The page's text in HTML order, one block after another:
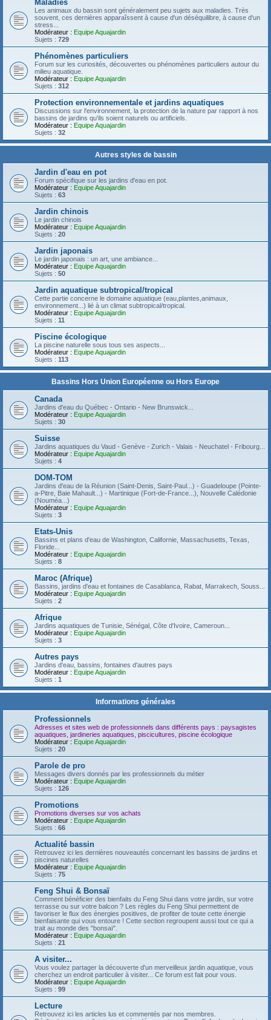
Maladies
Les animaux du bassin sont généralement peu sujets aux maladies. Très
souvent, ces dernières apparaîssent à cause d'un déséquilibre, à cause d'un
stress...
Modérateur : Equipe Aquajardin
Sujets : 729
Phénomènes particuliers
Forum sur les curiosités, découvertes ou phénomènes particuliers autour du
milieu aquatique.
Modérateur : Equipe Aquajardin
Sujets : 312
Protection environnementale et jardins aquatiques
Discussions sur l'environnement, la protection de la nature par rapport à nos
bassins de jardins qu'ils soient naturels ou artificiels.
Modérateur : Equipe Aquajardin
Sujets : 32
Autres styles de bassin
Jardin d'eau en pot
Forum spécifique sur les jardins d'eau en pot.
Modérateur : Equipe Aquajardin
Sujets : 63
Jardin chinois
Le jardin chinois
Modérateur : Equipe Aquajardin
Sujets : 20
Jardin japonais
Le jardin japonais : un art, une ambiance...
Modérateur : Equipe Aquajardin
Sujets : 50
Jardin aquatique subtropical/tropical
Cette partie concerne le domaine aquatique (eau,plantes,animaux,
environnement...) lié à un climat subtropical/tropical.
Modérateur : Equipe Aquajardin
Sujets : 11
Piscine écologique
La piscine naturelle sous tous ses aspects...
Modérateur : Equipe Aquajardin
Sujets : 113
Bassins Hors Union Européenne ou Hors Europe
Canada
Jardins d'eau du Québec - Ontario - New Brunswick...
Modérateur : Equipe Aquajardin
Sujets : 30
Suisse
Jardins aquatiques du Vaud - Genève - Zurich - Valais - Neuchatel - Fribourg...
Modérateur : Equipe Aquajardin
Sujets : 4
DOM-TOM
Jardins d'eau de la Réunion (Saint-Denis, Saint-Paul...) - Guadeloupe (Pointe-
a-Pitre, Baie Mahault...) - Martinique (Fort-de-France...), Nouvelle Calédonie
(Nouméa...)
Modérateur : Equipe Aquajardin
Sujets : 3
Etats-Unis
Bassins et plans d'eau de Washington, Californie, Massachusetts, Texas,
Floride...
Modérateur : Equipe Aquajardin
Sujets : 8
Maroc (Afrique)
Bassins, jardins d'eau et fontaines de Casablanca, Rabat, Marrakech, Souss...
Modérateur : Equipe Aquajardin
Sujets : 2
Afrique
Jardins aquatiques de Tunisie, Sénégal, Côte d'Ivoire, Cameroun...
Modérateur : Equipe Aquajardin
Sujets : 3
Autres pays
Jardins d'eau, bassins, fontaines d'autres pays
Modérateur : Equipe Aquajardin
Sujets : 1
Informations générales
Professionnels
Adresses et sites web de professionnels dans différents pays : paysagistes
aquatiques, jardineries aquatiques, piscicultures, piscine écologique
Modérateur : Equipe Aquajardin
Sujets : 20
Parole de pro
Messages divers donnés par les professionnels du métier
Modérateur : Equipe Aquajardin
Sujets : 126
Promotions
Promotions diverses sur vos achats
Modérateur : Equipe Aquajardin
Sujets : 66
Actualité bassin
Retrouvez ici les dernières nouveautés concernant les bassins de jardins et
piscines naturelles
Modérateur : Equipe Aquajardin
Sujets : 75
Feng Shui & Bonsaï
Comment bénéficier des bienfaits du Feng Shui dans votre jardin, sur votre
terrasse ou sur votre balcon ? Les règles du Feng Shui permettent de
favoriser le flux des énergies positives, de profiter de toute cette énergie
bienfaisante qui vous entoure ! Cette section regroupent aussi tout ce qui a
trait au monde des "bonsaï".
Modérateur : Equipe Aquajardin
Sujets : 21
A visiter...
Vous voulez partager la découverte d'un merveilleux jardin aquatique, vous
cherchez un endroit particulier à visiter... Ce forum est fait pour vous.
Modérateur : Equipe Aquajardin
Sujets : 99
Lecture
Retrouvez ici les articles lus et commentés par nos membres.